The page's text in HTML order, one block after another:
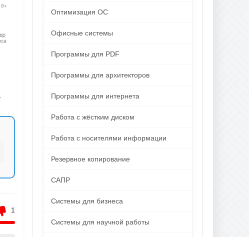
1
Оптимизация ОС
Офисные системы
Программы для PDF
Программы для архитекторов
Программы для интернета
Работа с жёстким диском
Работа с носителями информации
Резервное копирование
САПР
Системы для бизнеса
Системы для научной работы